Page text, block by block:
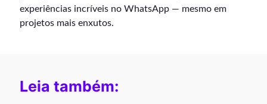
experiências incríveis no WhatsApp — mesmo em
projetos mais enxutos.
Leia também: